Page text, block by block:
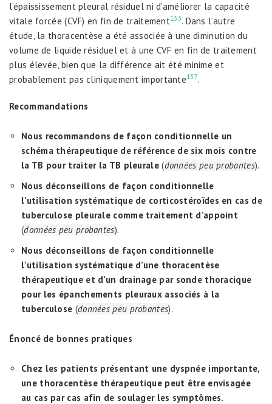
l’épaississement pleural résiduel ni d’améliorer la capacité
vitale forcée (CVF) en fin de traitement133. Dans l’autre
étude, la thoracentèse a été associée à une diminution du
volume de liquide résiduel et à une CVF en fin de traitement
plus élevée, bien que la différence ait été minime et
probablement pas cliniquement importante137.
Recommandations
Nous recommandons de façon conditionnelle un
schéma thérapeutique de référence de six mois contre
la TB pour traiter la TB pleurale(données peu probantes).
Nous déconseillons de façon conditionnelle
l’utilisation systématique de corticostéroïdes en cas de
tuberculose pleurale comme traitement d’appoint
(données peu probantes).
Nous déconseillons de façon conditionnelle
l’utilisation systématique d’une thoracentèse
thérapeutique et d’un drainage par sonde thoracique
pour les épanchements pleuraux associés à la
tuberculose (données peu probantes).
Énoncé de bonnes pratiques
Chez les patients présentant une dyspnée importante,
une thoracentèse thérapeutique peut être envisagée
au cas par cas afin de soulager les symptômes.